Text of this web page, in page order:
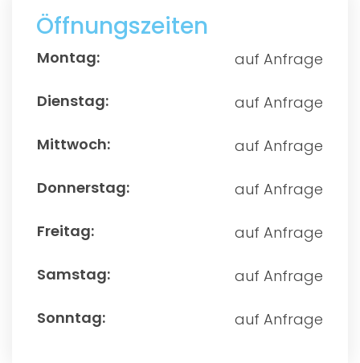
Öffnungszeiten
auf Anfrage
auf Anfrage
auf Anfrage
auf Anfrage
auf Anfrage
auf Anfrage
auf Anfrage